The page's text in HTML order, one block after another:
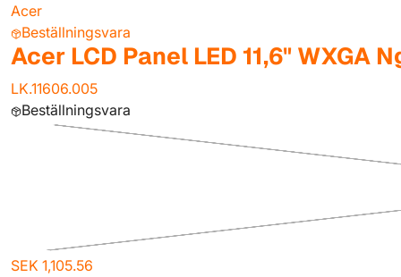
Acer
Beställningsvara
Acer LCD Panel LED 11,6" WXGA
LK.11606.005
Beställningsvara
SEK 1,105.56